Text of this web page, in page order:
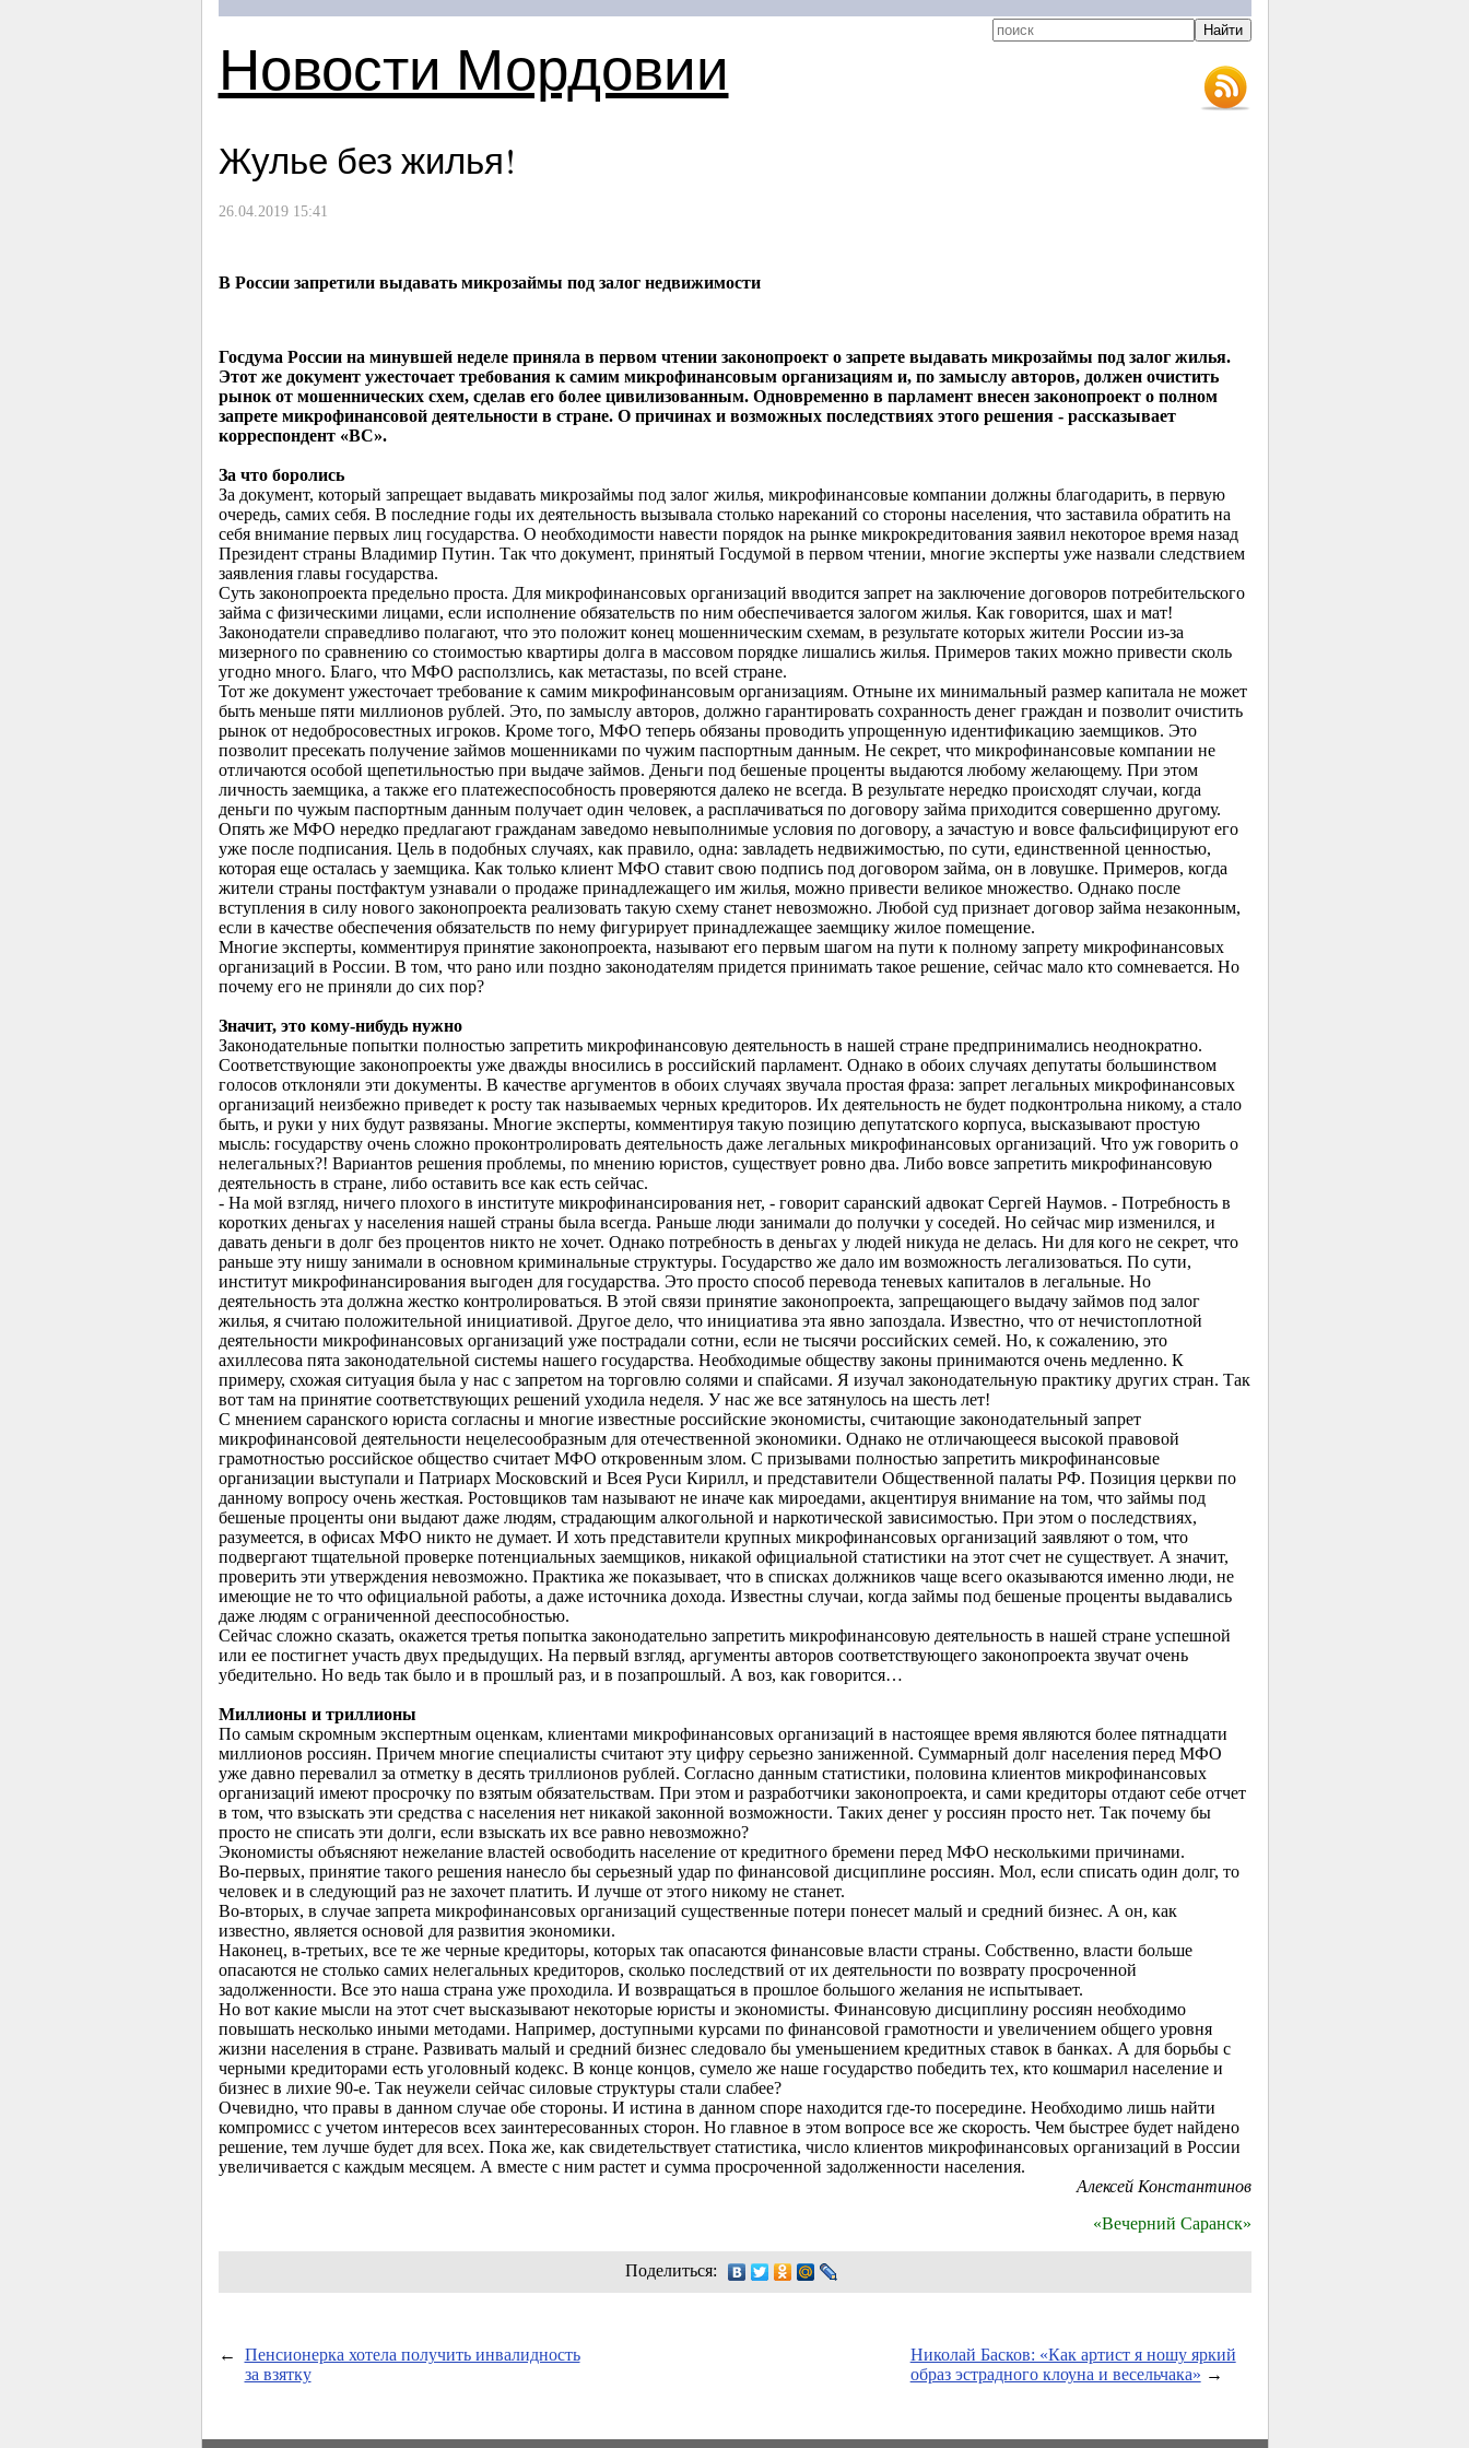
Новости Мордовии
Жулье без жилья!
26.04.2019 15:41
В России запретили выдавать микрозаймы под залог недвижимости
Госдума России на минувшей неделе приняла в первом чтении законопроект о запрете выдавать микрозаймы под залог жилья.
Этот же документ ужесточает требования к самим микрофинансовым организациям и, по замыслу авторов, должен очистить
рынок от мошеннических схем, сделав его более цивилизованным. Одновременно в парламент внесен законопроект о полном
запрете микрофинансовой деятельности в стране. О причинах и возможных последствиях этого решения - рассказывает
корреспондент «ВС».
За что боролись
За документ, который запрещает выдавать микрозаймы под залог жилья, микрофинансовые компании должны благодарить, в первую
очередь, самих себя. В последние годы их деятельность вызывала столько нареканий со стороны населения, что заставила обратить на
себя внимание первых лиц государства. О необходимости навести порядок на рынке микрокредитования заявил некоторое время назад
Президент страны Владимир Путин. Так что документ, принятый Госдумой в первом чтении, многие эксперты уже назвали следствием
заявления главы государства.
Суть законопроекта предельно проста. Для микрофинансовых организаций вводится запрет на заключение договоров потребительского
займа с физическими лицами, если исполнение обязательств по ним обеспечивается залогом жилья. Как говорится, шах и мат!
Законодатели справедливо полагают, что это положит конец мошенническим схемам, в результате которых жители России из-за
мизерного по сравнению со стоимостью квартиры долга в массовом порядке лишались жилья. Примеров таких можно привести сколь
угодно много. Благо, что МФО расползлись, как метастазы, по всей стране.
Тот же документ ужесточает требование к самим микрофинансовым организациям. Отныне их минимальный размер капитала не может
быть меньше пяти миллионов рублей. Это, по замыслу авторов, должно гарантировать сохранность денег граждан и позволит очистить
рынок от недобросовестных игроков. Кроме того, МФО теперь обязаны проводить упрощенную идентификацию заемщиков. Это
позволит пресекать получение займов мошенниками по чужим паспортным данным. Не секрет, что микрофинансовые компании не
отличаются особой щепетильностью при выдаче займов. Деньги под бешеные проценты выдаются любому желающему. При этом
личность заемщика, а также его платежеспособность проверяются далеко не всегда. В результате нередко происходят случаи, когда
деньги по чужым паспортным данным получает один человек, а расплачиваться по договору займа приходится совершенно другому.
Опять же МФО нередко предлагают гражданам заведомо невыполнимые условия по договору, а зачастую и вовсе фальсифицируют его
уже после подписания. Цель в подобных случаях, как правило, одна: завладеть недвижимостью, по сути, единственной ценностью,
которая еще осталась у заемщика. Как только клиент МФО ставит свою подпись под договором займа, он в ловушке. Примеров, когда
жители страны постфактум узнавали о продаже принадлежащего им жилья, можно привести великое множество. Однако после
вступления в силу нового законопроекта реализовать такую схему станет невозможно. Любой суд признает договор займа незаконным,
если в качестве обеспечения обязательств по нему фигурирует принадлежащее заемщику жилое помещение.
Многие эксперты, комментируя принятие законопроекта, называют его первым шагом на пути к полному запрету микрофинансовых
организаций в России. В том, что рано или поздно законодателям придется принимать такое решение, сейчас мало кто сомневается. Но
почему его не приняли до сих пор?
Значит, это кому-нибудь нужно
Законодательные попытки полностью запретить микрофинансовую деятельность в нашей стране предпринимались неоднократно.
Соответствующие законопроекты уже дважды вносились в российский парламент. Однако в обоих случаях депутаты большинством
голосов отклоняли эти документы. В качестве аргументов в обоих случаях звучала простая фраза: запрет легальных микрофинансовых
организаций неизбежно приведет к росту так называемых черных кредиторов. Их деятельность не будет подконтрольна никому, а стало
быть, и руки у них будут развязаны. Многие эксперты, комментируя такую позицию депутатского корпуса, высказывают простую
мысль: государству очень сложно проконтролировать деятельность даже легальных микрофинансовых организаций. Что уж говорить о
нелегальных?! Вариантов решения проблемы, по мнению юристов, существует ровно два. Либо вовсе запретить микрофинансовую
деятельность в стране, либо оставить все как есть сейчас.
- На мой взгляд, ничего плохого в институте микрофинансирования нет, - говорит саранский адвокат Сергей Наумов. - Потребность в
коротких деньгах у населения нашей страны была всегда. Раньше люди занимали до получки у соседей. Но сейчас мир изменился, и
давать деньги в долг без процентов никто не хочет. Однако потребность в деньгах у людей никуда не делась. Ни для кого не секрет, что
раньше эту нишу занимали в основном криминальные структуры. Государство же дало им возможность легализоваться. По сути,
институт микрофинансирования выгоден для государства. Это просто способ перевода теневых капиталов в легальные. Но
деятельность эта должна жестко контролироваться. В этой связи принятие законопроекта, запрещающего выдачу займов под залог
жилья, я считаю положительной инициативой. Другое дело, что инициатива эта явно запоздала. Известно, что от нечистоплотной
деятельности микрофинансовых организаций уже пострадали сотни, если не тысячи российских семей. Но, к сожалению, это
ахиллесова пята законодательной системы нашего государства. Необходимые обществу законы принимаются очень медленно. К
примеру, схожая ситуация была у нас с запретом на торговлю солями и спайсами. Я изучал законодательную практику других стран. Так
вот там на принятие соответствующих решений уходила неделя. У нас же все затянулось на шесть лет!
С мнением саранского юриста согласны и многие известные российские экономисты, считающие законодательный запрет
микрофинансовой деятельности нецелесообразным для отечественной экономики. Однако не отличающееся высокой правовой
грамотностью российское общество считает МФО откровенным злом. С призывами полностью запретить микрофинансовые
организации выступали и Патриарх Московский и Всея Руси Кирилл, и представители Общественной палаты РФ. Позиция церкви по
данному вопросу очень жесткая. Ростовщиков там называют не иначе как мироедами, акцентируя внимание на том, что займы под
бешеные проценты они выдают даже людям, страдающим алкогольной и наркотической зависимостью. При этом о последствиях,
разумеется, в офисах МФО никто не думает. И хоть представители крупных микрофинансовых организаций заявляют о том, что
подвергают тщательной проверке потенциальных заемщиков, никакой официальной статистики на этот счет не существует. А значит,
проверить эти утверждения невозможно. Практика же показывает, что в списках должников чаще всего оказываются именно люди, не
имеющие не то что официальной работы, а даже источника дохода. Известны случаи, когда займы под бешеные проценты выдавались
даже людям с ограниченной дееспособностью.
Сейчас сложно сказать, окажется третья попытка законодательно запретить микрофинансовую деятельность в нашей стране успешной
или ее постигнет участь двух предыдущих. На первый взгляд, аргументы авторов соответствующего законопроекта звучат очень
убедительно. Но ведь так было и в прошлый раз, и в позапрошлый. А воз, как говорится…
Миллионы и триллионы
По самым скромным экспертным оценкам, клиентами микрофинансовых организаций в настоящее время являются более пятнадцати
миллионов россиян. Причем многие специалисты считают эту цифру серьезно заниженной. Суммарный долг населения перед МФО
уже давно перевалил за отметку в десять триллионов рублей. Согласно данным статистики, половина клиентов микрофинансовых
организаций имеют просрочку по взятым обязательствам. При этом и разработчики законопроекта, и сами кредиторы отдают себе отчет
в том, что взыскать эти средства с населения нет никакой законной возможности. Таких денег у россиян просто нет. Так почему бы
просто не списать эти долги, если взыскать их все равно невозможно?
Экономисты объясняют нежелание властей освободить население от кредитного бремени перед МФО несколькими причинами.
Во-первых, принятие такого решения нанесло бы серьезный удар по финансовой дисциплине россиян. Мол, если списать один долг, то
человек и в следующий раз не захочет платить. И лучше от этого никому не станет.
Во-вторых, в случае запрета микрофинансовых организаций существенные потери понесет малый и средний бизнес. А он, как
известно, является основой для развития экономики.
Наконец, в-третьих, все те же черные кредиторы, которых так опасаются финансовые власти страны. Собственно, власти больше
опасаются не столько самих нелегальных кредиторов, сколько последствий от их деятельности по возврату просроченной
задолженности. Все это наша страна уже проходила. И возвращаться в прошлое большого желания не испытывает.
Но вот какие мысли на этот счет высказывают некоторые юристы и экономисты. Финансовую дисциплину россиян необходимо
повышать несколько иными методами. Например, доступными курсами по финансовой грамотности и увеличением общего уровня
жизни населения в стране. Развивать малый и средний бизнес следовало бы уменьшением кредитных ставок в банках. А для борьбы с
черными кредиторами есть уголовный кодекс. В конце концов, сумело же наше государство победить тех, кто кошмарил население и
бизнес в лихие 90-е. Так неужели сейчас силовые структуры стали слабее?
Очевидно, что правы в данном случае обе стороны. И истина в данном споре находится где-то посередине. Необходимо лишь найти
компромисс с учетом интересов всех заинтересованных сторон. Но главное в этом вопросе все же скорость. Чем быстрее будет найдено
решение, тем лучше будет для всех. Пока же, как свидетельствует статистика, число клиентов микрофинансовых организаций в России
увеличивается с каждым месяцем. А вместе с ним растет и сумма просроченной задолженности населения.
Алексей Константинов
«Вечерний Саранск»
Поделиться:
←
Пенсионерка хотела получить инвалидность
за взятку
Николай Басков: «Как артист я ношу яркий
образ эстрадного клоуна и весельчака» →